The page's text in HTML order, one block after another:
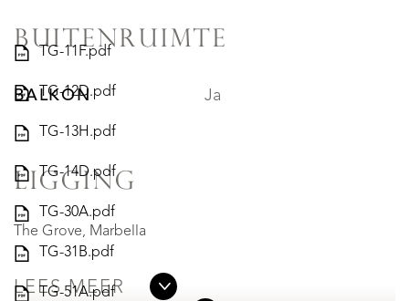
BUITENRUIMTE
BALKON Ja
LIGGING
The Grove, Marbella
LEES MEER
TG-11F.pdf
TG-12D.pdf
TG-13H.pdf
TG-14D.pdf
TG-30A.pdf
TG-31B.pdf
TG-51A.pdf